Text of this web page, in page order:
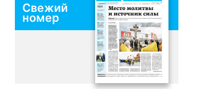
Свежий
номер